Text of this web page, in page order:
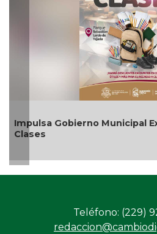
Gobierno Municipal Expo
Teléfono: (229)